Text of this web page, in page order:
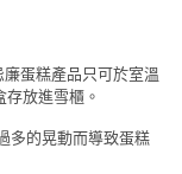
蛋糕產品只可於室溫
放進雪櫃。
多的晃動而導致蛋糕